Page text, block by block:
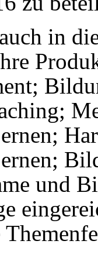
in
und